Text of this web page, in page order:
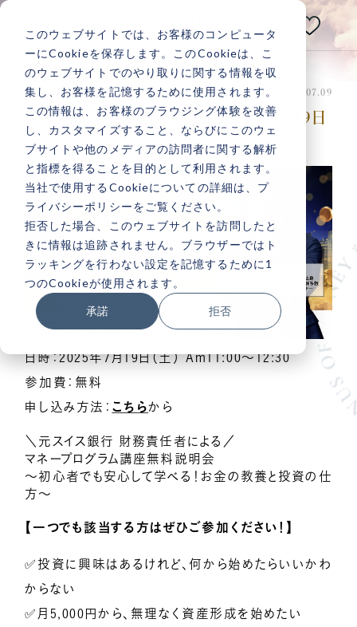
このウェブサイトでは、お客様のコンピュータ
ーにCookieを保存します。このCookieは、こ
のウェブサイトでのやり取りに関する情報を収
集し、お客様を記憶するために使用されます。
この情報は、お客様のブラウジング体験を改善
し、カスタマイズすること、ならびにこのウェ
ブサイトや他のメディアの訪問者に関する解析
と指標を得ることを目的として利用されます。
当社で使用するCookieについての詳細は、プ
ライバシーポリシーをご覧ください。
拒否した場合、このウェブサイトを訪問したと
きに情報は追跡されません。ブラウザーではト
ラッキングを行わない設定を記憶するために1
つのCookieが使用されます。
承諾 拒否
小熊弥生公式メディアサイト
N
あなたの人生は
いつだって変えられる！
お悩みテーマ
記事検索
人気記事一覧
オンライン講座一覧
イベントギャラリー
YouTubeで毎日億楽®ライブ配信中！
体験会
お知らせ
投稿日：2025.07.09 最終更新日：2025.07.09
マネープログラム講座無料説明会！7月19日
（土）開催
日時：2025年7月19日（土） Am11:00～12:30
参加費：無料
申し込み方法： こちらから
＼元スイス銀行 財務責任者による／
マネープログラム講座無料説明会
～初心者でも安心して学べる！お金の教養と投資の仕
方～
【一つでも該当する方はぜひご参加ください！】
✅投資に興味はあるけれど、何から始めたらいいかわ
からない
✅月5,000円から、無理なく資産形成を始めたい